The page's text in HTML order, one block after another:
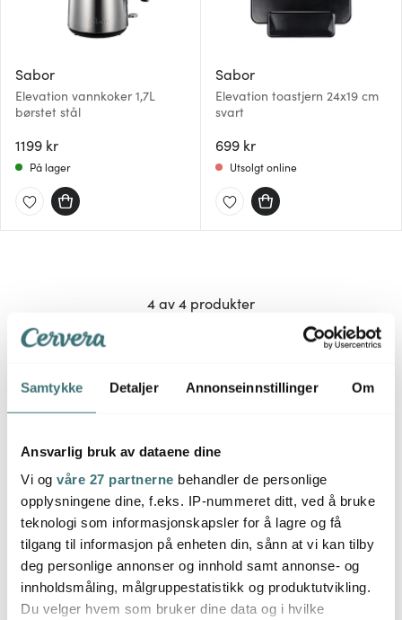
Samtykke Detaljer Annonseinnstillinger Om
Ansvarlig bruk av dataene dine
Vi og våre 27 partnerne behandler de personlige
opplysningene dine, f.eks. IP-nummeret ditt, ved å bruke
teknologi som informasjonskapsler for å lagre og få
tilgang til informasjon på enheten din, sånn at vi kan tilby
deg personlige annonser og innhold samt annonse- og
innholdsmåling, målgruppestatistikk og produktutvikling.
Du velger hvem som bruker dine data og i hvilke
Sabor
Elevation vannkoker 1,7L
børstet stål
1199 kr
På lager
Sabor
Elevation toastjern 24x19 cm
svart
699 kr
Utsolgt online
4 av 4 produkter
Elevation fra Sabor – moderne design for
hverdagens kjøkken
Elevation fra Sabor er en serie kjøkkenmaskiner som
kombinerer funksjon, kvalitet og moderne design. Hos
Cervera finner du produkter som vannkokere, brødristere
og blendere i elegant børstet stål – utviklet for å passe
perfekt inn i det skandinaviske kjøkkenet.
Serien kjennetegnes av rene linjer, stilrene materialer og